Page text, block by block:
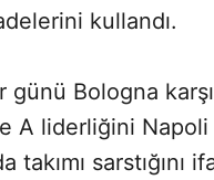
kullandı.
günü Bologna
A liderliğini
takımı